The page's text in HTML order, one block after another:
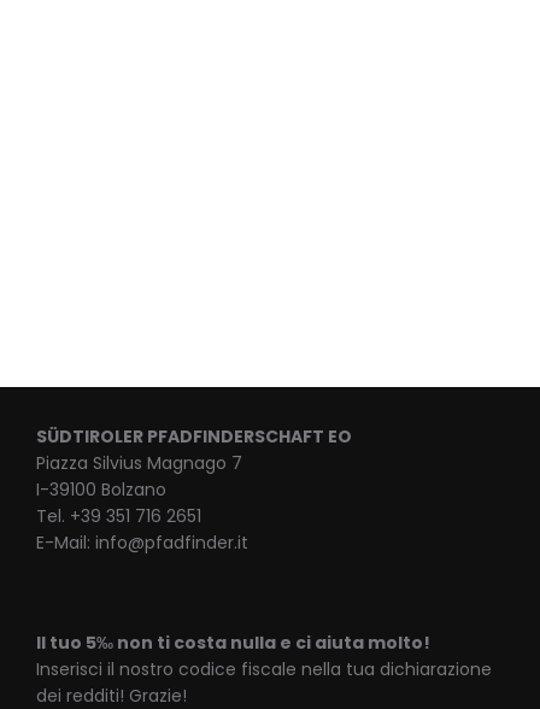
SÜDTIROLER PFADFINDERSCHAFT EO
Piazza Silvius Magnago 7
I-39100 Bolzano
Tel. +39 351 716 2651
E-Mail: info@pfadfinder.it
Il tuo 5‰ non ti costa nulla e ci aiuta molto!
Inserisci il nostro codice fiscale nella tua dichiarazione
dei redditi! Grazie!